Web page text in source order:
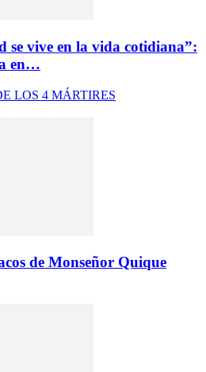
se vive en la vida cotidiana”:
en…
LOS 4 MÁRTIRES
de Monseñor Quique